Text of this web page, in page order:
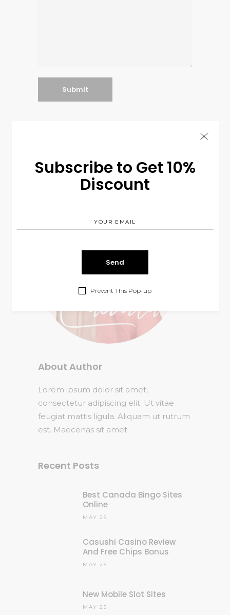
Subscribe to Get 10%
Discount
Prevent This Pop-up
for:
About Author
Lorem ipsum dolor sit amet,
consectetur adipiscing elit. Ut vitae
feugiat mattis ligula. Aliquam ut rutrum
est. Maecenas sit amet.
Recent Posts
Best Canada Bingo Sites
Online
MAY 25
Casushi Casino Review
And Free Chips Bonus
MAY 25
New Mobile Slot Sites
MAY 25